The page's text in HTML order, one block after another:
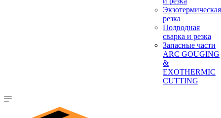
Экзотермическая
резка
Подводная
сварка и резка
Запасные части
ARC GOUGING
&
EXOTHERMIC
CUTTING